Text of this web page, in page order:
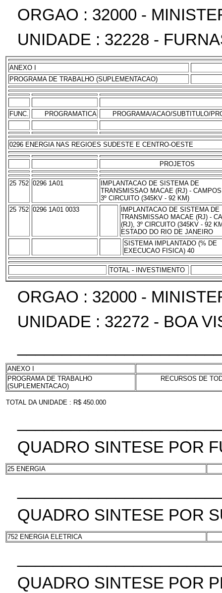
ORGAO : 32000 -
UNIDADE : 32228 -
ANEXO I
PROGRAMA DE TRABALHO (SUPLEMENTACAO)
FUNC. PROGRAMATICA PROGRAMA/ACAO/SUBTITULO/
0296 ENERGIA NAS REGIOES SUDESTE E CENTRO-OESTE
PROJETOS
25 752 0296 1A01
IMPLANTACAO DE SISTEMA DE
TRANSMISSAO MACAE (RJ) -
3º CIRCUITO (345KV - 92 KM)
25 752 0296 1A01 0033
IMPLANTACAO DE SISTEMA DE
TRANSMISSAO MACAE (RJ) -
(RJ), 3º CIRCUITO (345KV - 92
ESTADO DO RIO DE JANEIRO
SISTEMA IMPLANTADO (% DE
EXECUCAO FISICA) 40
TOTAL - INVESTIMENTO
ORGAO : 32000 -
UNIDADE : 32272 - BOA
ANEXO I
PROGRAMA DE TRABALHO
(SUPLEMENTACAO)
RECURSOS DE
TOTAL DA UNIDADE : R$ 450.000
QUADRO SINTESE POR
25 ENERGIA
QUADRO SINTESE POR
752 ENERGIA ELETRICA
QUADRO SINTESE POR